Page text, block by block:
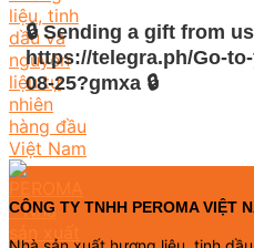
🔒 Sending a gift from
https://telegra.ph/Go-
08-25?gmxa 🔒
CÔNG TY TNHH PEROMA VIỆT